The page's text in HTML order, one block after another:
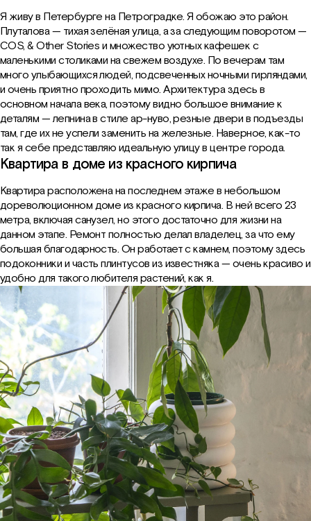
Я живу в Петербурге на Петроградке. Я обожаю это район.
Плуталова — тихая зелёная улица, а за следующим поворотом —
COS, & Other Stories и множество уютных кафешек с
маленькими столиками на свежем воздухе. По вечерам там
много улыбающихся людей, подсвеченных ночными гирляндами,
и очень приятно проходить мимо. Архитектура здесь в
основном начала века, поэтому видно большое внимание к
деталям — лепнина в стиле ар-нуво, резные двери в подъезды
там, где их не успели заменить на железные. Наверное, как-то
так я себе представляю идеальную улицу в центре города.
Квартира в доме из красного кирпича
Квартира расположена на последнем этаже в небольшом
дореволюционном доме из красного кирпича. В ней всего 23
метра, включая санузел, но этого достаточно для жизни на
данном этапе. Ремонт полностью делал владелец, за что ему
большая благодарность. Он работает с камнем, поэтому здесь
подоконники и часть плинтусов из известняка — очень красиво и
удобно для такого любителя растений, как я.